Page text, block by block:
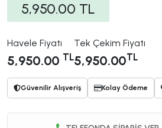
5,950.00 TL
Havele Fiyatı
5,950.00 TL
Tek Çekim Fiyatı
5,950.00TL
Güvenilir Alışveriş Kolay Ödeme